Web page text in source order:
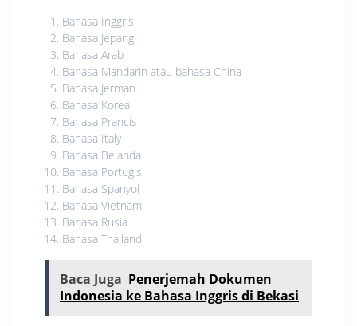
Bahasa Inggris
Bahasa Jepang
Bahasa Arab
Bahasa Mandarin atau bahasa China
Bahasa Jerman
Bahasa Korea
Bahasa Prancis
Bahasa Italy
Bahasa Belanda
Bahasa Portugis
Bahasa Spanyol
Bahasa Vietnam
Bahasa Rusia
Bahasa Thailand
Baca Juga Penerjemah Dokumen
Indonesia ke Bahasa Inggris di Bekasi